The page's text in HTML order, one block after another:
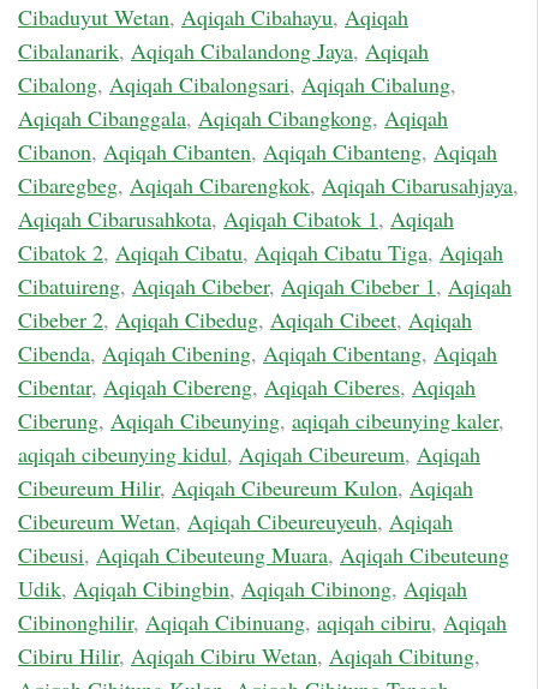
Cibaduyut Wetan, Aqiqah Cibahayu, Aqiqah
Cibalanarik, Aqiqah Cibalandong Jaya, Aqiqah
Cibalong, Aqiqah Cibalongsari, Aqiqah Cibalung,
Aqiqah Cibanggala, Aqiqah Cibangkong, Aqiqah
Cibanon, Aqiqah Cibanten, Aqiqah Cibanteng, Aqiqah
Cibaregbeg, Aqiqah Cibarengkok, Aqiqah Cibarusahjaya,
Aqiqah Cibarusahkota, Aqiqah Cibatok 1, Aqiqah
Cibatok 2, Aqiqah Cibatu, Aqiqah Cibatu Tiga, Aqiqah
Cibatuireng, Aqiqah Cibeber, Aqiqah Cibeber 1, Aqiqah
Cibeber 2, Aqiqah Cibedug, Aqiqah Cibeet, Aqiqah
Cibenda, Aqiqah Cibening, Aqiqah Cibentang, Aqiqah
Cibentar, Aqiqah Cibereng, Aqiqah Ciberes, Aqiqah
Ciberung, Aqiqah Cibeunying, aqiqah cibeunying kaler,
aqiqah cibeunying kidul, Aqiqah Cibeureum, Aqiqah
Cibeureum Hilir, Aqiqah Cibeureum Kulon, Aqiqah
Cibeureum Wetan, Aqiqah Cibeureuyeuh, Aqiqah
Cibeusi, Aqiqah Cibeuteung Muara, Aqiqah Cibeuteung
Udik, Aqiqah Cibingbin, Aqiqah Cibinong, Aqiqah
Cibinonghilir, Aqiqah Cibinuang, aqiqah cibiru, Aqiqah
Cibiru Hilir, Aqiqah Cibiru Wetan, Aqiqah Cibitung,